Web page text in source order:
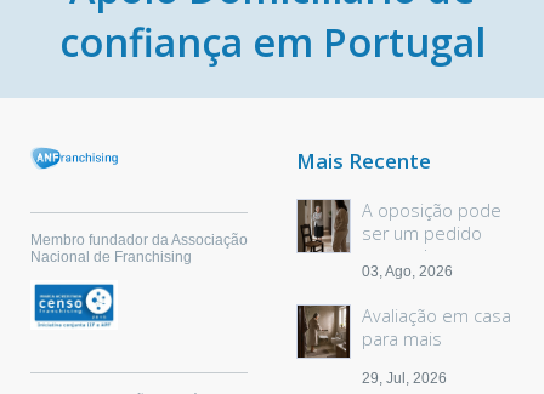
confiança em Portugal
Membro fundador da Associação
Nacional de Franchising
Mais Recente
A oposição pode
ser um pedido
sem palavras
03, Ago, 2026
Avaliação em casa
para mais
29, Jul, 2026